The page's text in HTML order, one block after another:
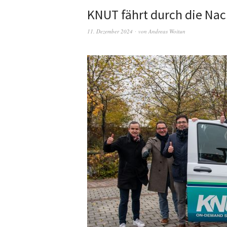
KNUT fährt durch die
11. Dezember 2024 von Andreas Woitun